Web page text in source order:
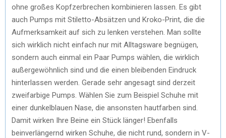
ohne großes Kopfzerbrechen kombinieren lassen. Es gibt
auch Pumps mit Stiletto-Absätzen und Kroko-Print, die die
Aufmerksamkeit auf sich zu lenken verstehen. Man sollte
sich wirklich nicht einfach nur mit Alltagsware begnügen,
sondern auch einmal ein Paar Pumps wählen, die wirklich
außergewöhnlich sind und die einen bleibenden Eindruck
hinterlassen werden. Gerade sehr angesagt sind derzeit
zweifarbige Pumps. Wählen Sie zum Beispiel Schuhe mit
einer dunkelblauen Nase, die ansonsten hautfarben sind.
Damit wirken Ihre Beine ein Stück länger! Ebenfalls
beinverlängernd wirken Schuhe, die nicht rund, sondern in V-